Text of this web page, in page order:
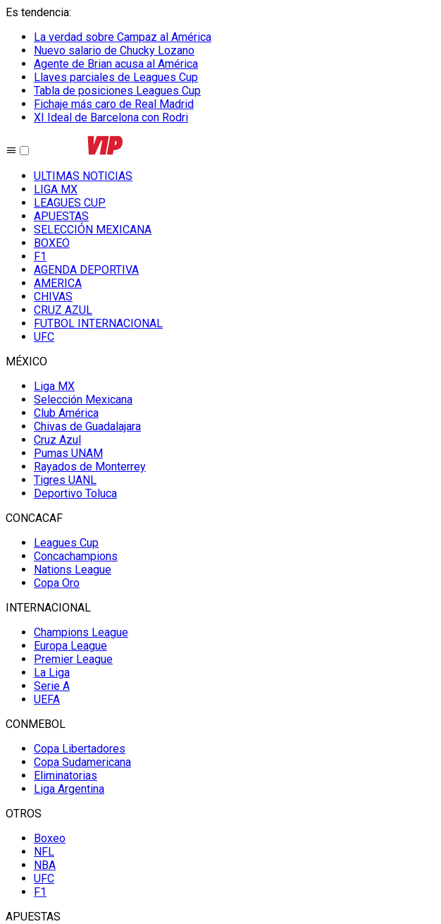
Es tendencia:
La verdad sobre Campaz al América
Nuevo salario de Chucky Lozano
Agente de Brian acusa al América
Llaves parciales de Leagues Cup
Tabla de posiciones Leagues Cup
Fichaje más caro de Real Madrid
XI Ideal de Barcelona con Rodri
ULTIMAS NOTICIAS
LIGA MX
LEAGUES CUP
APUESTAS
SELECCIÓN MEXICANA
BOXEO
F1
AGENDA DEPORTIVA
AMERICA
CHIVAS
CRUZ AZUL
FUTBOL INTERNACIONAL
UFC
MÉXICO
Liga MX
Selección Mexicana
Club América
Chivas de Guadalajara
Cruz Azul
Pumas UNAM
Rayados de Monterrey
Tigres UANL
Deportivo Toluca
CONCACAF
Leagues Cup
Concachampions
Nations League
Copa Oro
INTERNACIONAL
Champions League
Europa League
Premier League
La Liga
Serie A
UEFA
CONMEBOL
Copa Libertadores
Copa Sudamericana
Eliminatorias
Liga Argentina
OTROS
Boxeo
NFL
NBA
UFC
F1
APUESTAS